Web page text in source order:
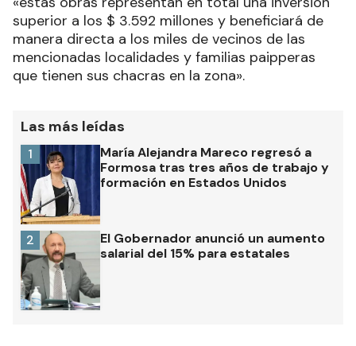
superior a los $ 3.592 millones y beneficiará de
manera directa a los miles de vecinos de las
mencionadas localidades y familias paipperas
que tienen sus chacras en la zona».
Las más leídas
María Alejandra Mareco regresó a
Formosa tras tres años de trabajo y
formación en Estados Unidos
1
El Gobernador anunció un aumento
salarial del 15% para estatales
2